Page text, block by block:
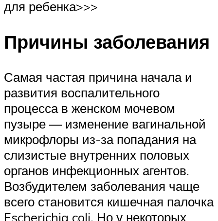
для ребенка>>>
Причины заболевания
Самая частая причина начала и
развития воспалительного
процесса в женском мочевом
пузыре — изменение вагинальной
микрофлоры из-за попадания на
слизистые внутренних половых
органов инфекционных агентов.
Возбудителем заболевания чаще
всего становится кишечная палочка
Escherichia coli. Но у некоторых